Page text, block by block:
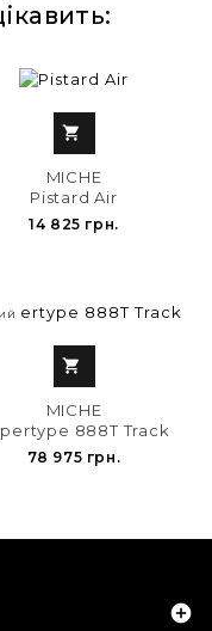

MICHE
Pistard Air
14 825 грн.

MICHE
888T Track
78 975 грн.
